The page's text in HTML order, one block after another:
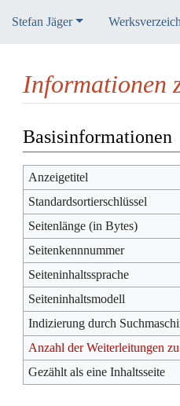
Stefan Jäger
Informationen
Basisinformationen
Anzeigetitel
Standardsortierschlüssel
Seitenlänge (in Bytes)
Seitenkennnummer
Seiteninhaltssprache
Seiteninhaltsmodell
Indizierung durch
Anzahl der Weiterleitungen
Gezählt als eine Inhaltsseite